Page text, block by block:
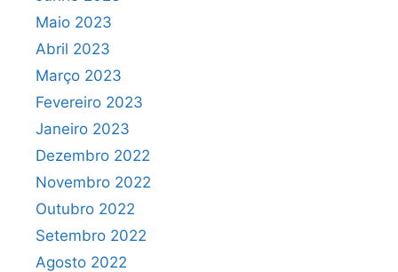
Maio 2023
Abril 2023
Março 2023
Fevereiro 2023
Janeiro 2023
Dezembro 2022
Novembro 2022
Outubro 2022
Setembro 2022
Agosto 2022